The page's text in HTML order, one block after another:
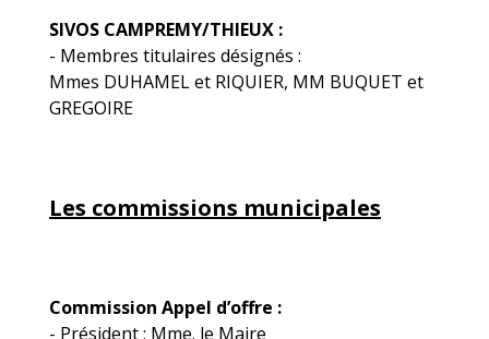
SIVOS CAMPREMY/THIEUX :
- Membres titulaires désignés :
Mmes DUHAMEL et RIQUIER, MM BUQUET et
GREGOIRE
Les commissions municipales
Commission Appel d’offre :
- Président : Mme. le Maire